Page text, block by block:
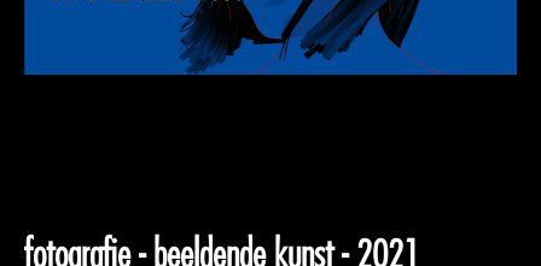
fotografie - beeldende kunst - 2021